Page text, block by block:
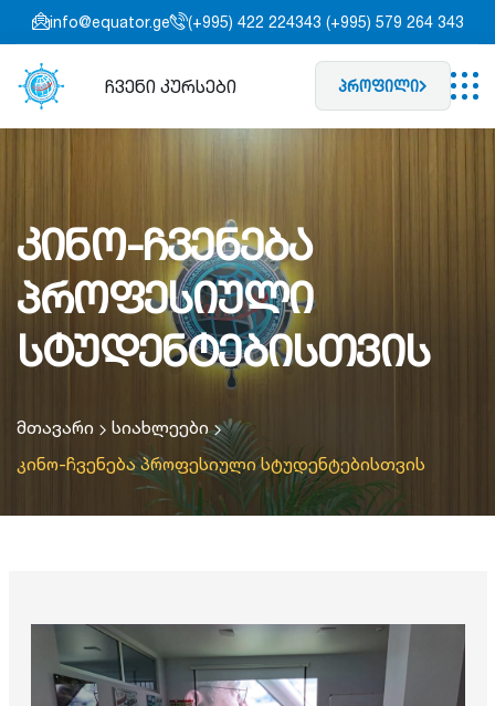
info@equator.ge (+995) 422 224343 (+995) 579 264 343
ჩვენი კურსები პროფილი
კინო-ჩვენება
პროფესიული
სტუდენტებისთვის
მთავარი
სიახლეები
კინო-ჩვენება პროფესიული სტუდენტებისთვის